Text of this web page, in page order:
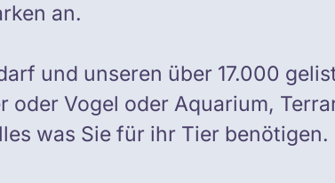
an.
und unseren über 17.000
Vogel oder Aquarium,
was Sie für ihr Tier benötigen.